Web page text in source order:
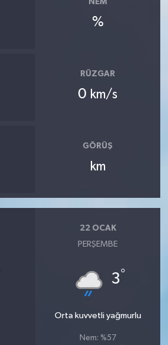
%
RÜZGAR
0 km/s
GÖRÜŞ
km
22 OCAK
PERŞEMBE
3°
Orta kuvvetli yağmurlu
Nem: %57